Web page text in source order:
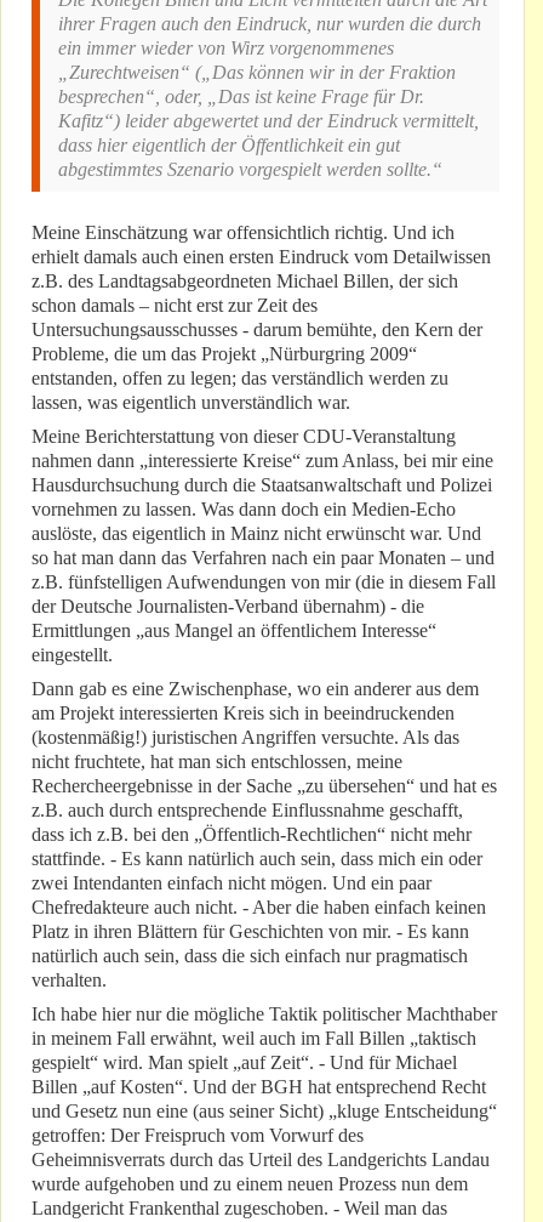
ihrer Fragen auch den Eindruck, nur wurden die durch
ein immer wieder von Wirz vorgenommenes
„Zurechtweisen“ („Das können wir in der Fraktion
besprechen“, oder, „Das ist keine Frage für Dr.
Kafitz“) leider abgewertet und der Eindruck vermittelt,
dass hier eigentlich der Öffentlichkeit ein gut
abgestimmtes Szenario vorgespielt werden sollte.“
Meine Einschätzung war offensichtlich richtig. Und ich
erhielt damals auch einen ersten Eindruck vom Detailwissen
z.B. des Landtagsabgeordneten Michael Billen, der sich
schon damals – nicht erst zur Zeit des
Untersuchungsausschusses - darum bemühte, den Kern der
Probleme, die um das Projekt „Nürburgring 2009“
entstanden, offen zu legen; das verständlich werden zu
lassen, was eigentlich unverständlich war.
Meine Berichterstattung von dieser CDU-Veranstaltung
nahmen dann „interessierte Kreise“ zum Anlass, bei mir eine
Hausdurchsuchung durch die Staatsanwaltschaft und Polizei
vornehmen zu lassen. Was dann doch ein Medien-Echo
auslöste, das eigentlich in Mainz nicht erwünscht war. Und
so hat man dann das Verfahren nach ein paar Monaten – und
z.B. fünfstelligen Aufwendungen von mir (die in diesem Fall
der Deutsche Journalisten-Verband übernahm) - die
Ermittlungen „aus Mangel an öffentlichem Interesse“
eingestellt.
Dann gab es eine Zwischenphase, wo ein anderer aus dem
am Projekt interessierten Kreis sich in beeindruckenden
(kostenmäßig!) juristischen Angriffen versuchte. Als das
nicht fruchtete, hat man sich entschlossen, meine
Rechercheergebnisse in der Sache „zu übersehen“ und hat es
z.B. auch durch entsprechende Einflussnahme geschafft,
dass ich z.B. bei den „Öffentlich-Rechtlichen“ nicht mehr
stattfinde. - Es kann natürlich auch sein, dass mich ein oder
zwei Intendanten einfach nicht mögen. Und ein paar
Chefredakteure auch nicht. - Aber die haben einfach keinen
Platz in ihren Blättern für Geschichten von mir. - Es kann
natürlich auch sein, dass die sich einfach nur pragmatisch
verhalten.
Ich habe hier nur die mögliche Taktik politischer Machthaber
in meinem Fall erwähnt, weil auch im Fall Billen „taktisch
gespielt“ wird. Man spielt „auf Zeit“. - Und für Michael
Billen „auf Kosten“. Und der BGH hat entsprechend Recht
und Gesetz nun eine (aus seiner Sicht) „kluge Entscheidung“
getroffen: Der Freispruch vom Vorwurf des
Geheimnisverrats durch das Urteil des Landgerichts Landau
wurde aufgehoben und zu einem neuen Prozess nun dem
Landgericht Frankenthal zugeschoben. - Weil man das